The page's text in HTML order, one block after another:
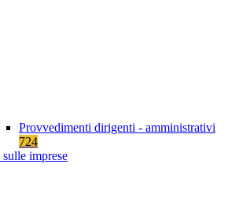
Provvedimenti dirigenti - amministrativi
724
imprese